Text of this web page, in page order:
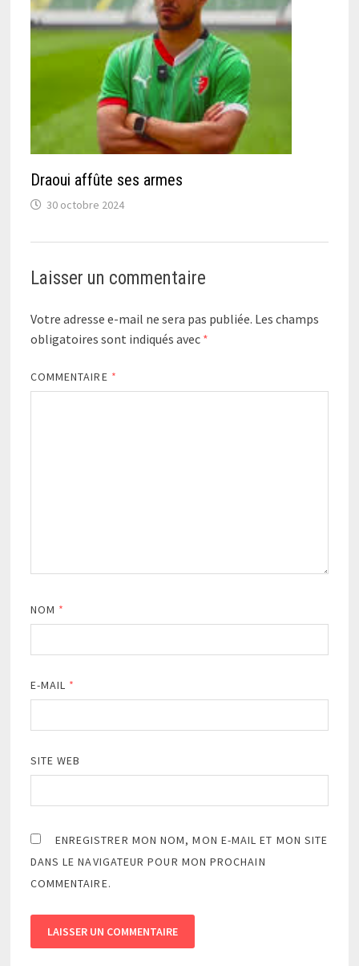
Draoui affûte ses armes
30 octobre 2024
Laisser un commentaire
Votre adresse e-mail ne sera pas publiée. Les champs
obligatoires sont indiqués avec *
COMMENTAIRE *
NOM *
E-MAIL *
SITE WEB
ENREGISTRER MON NOM, MON E-MAIL ET MON SITE
DANS LE NAVIGATEUR POUR MON PROCHAIN
COMMENTAIRE.